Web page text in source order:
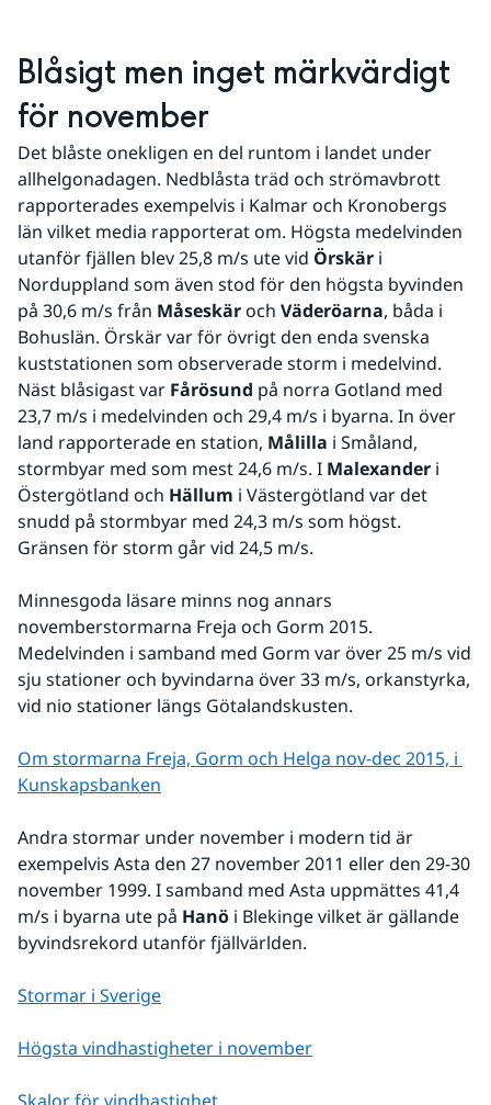
Blåsigt men inget märkvärdigt
för november
Det blåste onekligen en del runtom i landet under
allhelgonadagen. Nedblåsta träd och strömavbrott
rapporterades exempelvis i Kalmar och Kronobergs
län vilket media rapporterat om. Högsta medelvinden
utanför fjällen blev 25,8 m/s ute vid Örskär i
Norduppland som även stod för den högsta byvinden
på 30,6 m/s från Måseskär och Väderöarna, båda i
Bohuslän. Örskär var för övrigt den enda svenska
kuststationen som observerade storm i medelvind.
Näst blåsigast var Fårösund på norra Gotland med
23,7 m/s i medelvinden och 29,4 m/s i byarna. In över
land rapporterade en station, Målilla i Småland,
stormbyar med som mest 24,6 m/s. I Malexander i
Östergötland och Hällum i Västergötland var det
snudd på stormbyar med 24,3 m/s som högst.
Gränsen för storm går vid 24,5 m/s.
Minnesgoda läsare minns nog annars
novemberstormarna Freja och Gorm 2015.
Medelvinden i samband med Gorm var över 25 m/s vid
sju stationer och byvindarna över 33 m/s, orkanstyrka,
vid nio stationer längs Götalandskusten.
Om stormarna Freja, Gorm och Helga nov-dec 2015, i
Kunskapsbanken
Andra stormar under november i modern tid är
exempelvis Asta den 27 november 2011 eller den 29-30
november 1999. I samband med Asta uppmättes 41,4
m/s i byarna ute på Hanö i Blekinge vilket är gällande
byvindsrekord utanför fjällvärlden.
Stormar i Sverige
Högsta vindhastigheter i november